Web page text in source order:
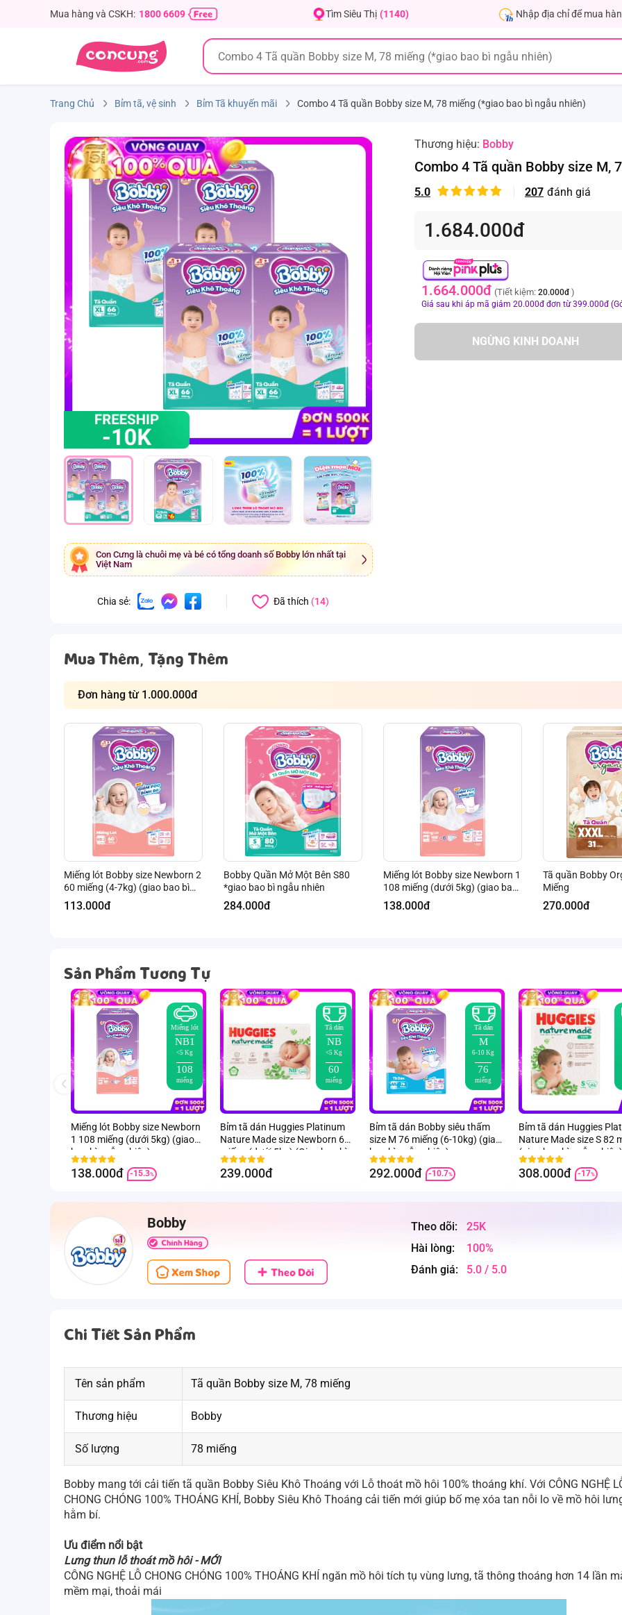
Mua hàng và CSKH: 1800 6609 Tìm Siêu Thị (1140) Nhập địa chỉ để mua
Trang Chủ Bỉm tã, vệ sinh Bỉm Tã khuyến mãi Combo 4 Tã quần Bobby size M, 78 miếng (*giao bao bì ngẫu nhiên)
Con Cưng là chuỗi mẹ và bé có tổng doanh số Bobby lớn nhất tại
Việt Nam
Chia sẻ: Đã thích (14)
Thương hiệu: Bobby
Combo 4 Tã quần Bobby size M,
5.0 207 đánh giá
1.684.000đ
1.664.000đ (Tiết kiệm: 20.000đ )
Giá sau khi áp mã giảm 20.000đ đơn từ 399.000đ
NGỪNG KINH DOANH
Mua Thêm, Tặng Thêm
Đơn hàng từ 1.000.000đ
Miếng lót Bobby size Newborn 2
60 miếng (4-7kg) (giao bao bì
ngẫu nhiên)
113.000đ
Bobby Quần Mở Một Bên S80
*giao bao bì ngẫu nhiên
284.000đ
Miếng lót Bobby size Newborn 1
108 miếng (dưới 5kg) (giao bao
bì ngẫu nhiên)
138.000đ
Tã quần Bobby
Miếng
270.000đ
QT Bobby - Túi xách mẹ bé
(kem hồng)
QT Bobby - Túi xách mẹ bé
(Trắng kem)
QT
Sản Phẩm Tương Tự
Miếng lót
NB1
<5 Kg
108
miếng
Miếng lót Bobby size Newborn
1 108 miếng (dưới 5kg) (giao
bao bì ngẫu nhiên)
138.000đ -15.3%
Tã dán
NB
<5 Kg
60
miếng
Bỉm tã dán Huggies Platinum
Nature Made size Newborn 60
miếng (dưới 5kg) (Giao bao bì
ngẫu nhiên)
239.000đ
Tã dán
M
6-10 Kg
76
miếng
Bỉm tã dán Bobby siêu thấm
size M 76 miếng (6-10kg) (giao
bao bì ngẫu nhiên)
292.000đ -10.7%
Bỉm tã dán Huggies
Nature Made size S 82
(giao bao bì ngẫu nhiên)
308.000đ -17%
Bobby Theo dõi:
25K
Hài lòng:
100%
Đánh giá:
5.0 / 5.0
Chi Tiết Sản Phẩm
Tên sản phẩm Tã quần Bobby size M, 78 miếng
Thương hiệu Bobby
Số lượng 78 miếng
Bobby mang tới cải tiến tã quần Bobby Siêu Khô Thoáng với Lỗ thoát mồ hôi 100% thoáng khí. Với CÔNG NGHỆ
CHONG CHÓNG 100% THOÁNG KHÍ, Bobby Siêu Khô Thoáng cải tiến mới giúp bố mẹ xóa tan nỗi lo về mồ hôi
hằm bí.
Ưu điểm nổi bật
Lưng thun lỗ thoát mồ hôi - MỚI
CÔNG NGHỆ LỖ CHONG CHÓNG 100% THOÁNG KHÍ ngăn mồ hôi tích tụ vùng lưng, tã thông thoáng hơn 14 lần
mềm mại, thoải mái